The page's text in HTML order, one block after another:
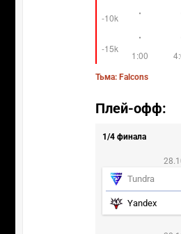
Тьма: Falcons
Плей-офф:
1/4 финала
Tundra
Yandex